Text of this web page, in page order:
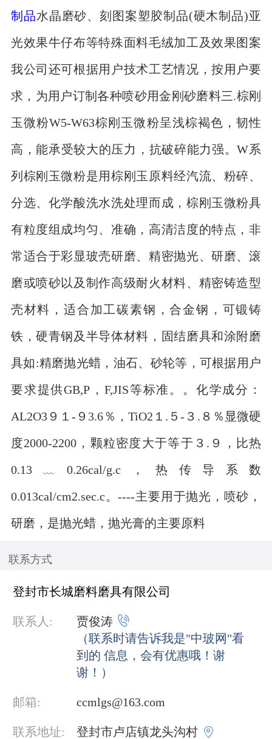
制品水晶磨砂、刻图案塑胶制品(硬木制品)亚
光效果牛仔布等特殊面料毛绒加工及效果图案
我公司还可根据用户技术工艺情况，按用户要
求，为用户订制各种喷砂用金刚砂磨料三.棕刚
玉微粉W5-W63棕刚玉微粉呈浅棕褐色，韧性
高，能承受较大的压力，抗破碎能力强。W系
列棕刚玉微粉是用棕刚玉原料经汽流、粉碎、
分选、化学酸洗水洗处理而成，棕刚玉微粉具
有粒度组成均匀、准确，高清洁度的特点，非
常适合于彩显玻壳研磨、精密抛光、研磨、滚
磨或喷砂以及制作高级耐火材料、精密铸造型
壳材料，适合加工碳素钢，合金钢，可锻铸
铁，硬青钢及半导体材料，固结磨具和涂附磨
具如:精磨抛光蜡，油石、砂轮等，可根据用户
要求提供GB,P，F,JIS等标准。。化学成分：
AL2O3９１-９3.6％，TiO2１.５-３.８％显微硬
度2000-2200，颗粒密度大于等于３.９，比热
0.13﹏0.26cal/g.c，热传导系数
0.013cal/cm2.sec.c。----主要用于抛光，喷砂，
研磨，是抛光蜡，抛光膏的主要原料
联系方式
登封市长城磨料磨具有限公司
联系人: 贾俊涛 
（联系时请告诉我是"中玻网"看
到的 信息，会有优惠哦！谢
谢！）
邮箱: ccmlgs@163.com
联系地址: 登封市卢店镇龙头沟村 